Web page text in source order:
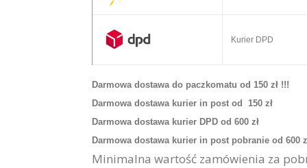
Kurier DPD
Darmowa dostawa do paczkomatu od 150 zł !!!
Darmowa dostawa kurier in post od 150 zł
Darmowa dostawa kurier DPD od 600 zł
Darmowa dostawa kurier in post pobranie od 600
Minimalna wartość zamówienia za